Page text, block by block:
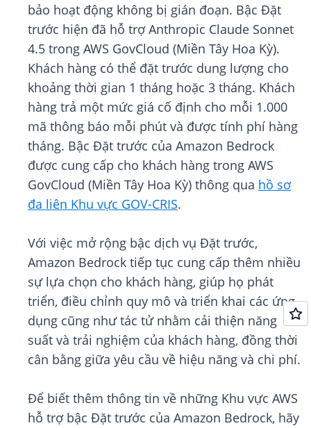
bảo hoạt động không bị gián đoạn. Bậc Đặt
trước hiện đã hỗ trợ Anthropic Claude Sonnet
4.5 trong AWS GovCloud (Miền Tây Hoa Kỳ).
Khách hàng có thể đặt trước dung lượng cho
khoảng thời gian 1 tháng hoặc 3 tháng. Khách
hàng trả một mức giá cố định cho mỗi 1.000
mã thông báo mỗi phút và được tính phí hàng
tháng. Bậc Đặt trước của Amazon Bedrock
được cung cấp cho khách hàng trong AWS
GovCloud (Miền Tây Hoa Kỳ) thông qua hồ sơ
đa liên Khu vực GOV-CRIS.
Với việc mở rộng bậc dịch vụ Đặt trước,
Amazon Bedrock tiếp tục cung cấp thêm nhiều
sự lựa chọn cho khách hàng, giúp họ phát
triển, điều chỉnh quy mô và triển khai các ứng
dụng cũng như tác tử nhằm cải thiện năng
suất và trải nghiệm của khách hàng, đồng thời
cân bằng giữa yêu cầu về hiệu năng và chi phí.
Để biết thêm thông tin về những Khu vực AWS
hỗ trợ bậc Đặt trước của Amazon Bedrock, hãy